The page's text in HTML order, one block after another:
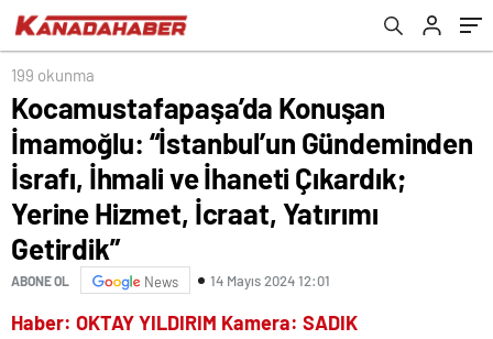
Yatırımı Getirdik”
199 okunma
Kocamustafapaşa’da Konuşan
İmamoğlu: “İstanbul’un Gündeminden
İsrafı, İhmali ve İhaneti Çıkardık;
Yerine Hizmet, İcraat, Yatırımı
Getirdik”
ABONE OL News 14 Mayıs 2024 12:01
Haber: OKTAY YILDIRIM Kamera: SADIK